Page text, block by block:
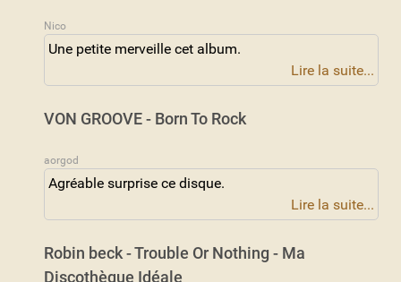
Nico
Une petite merveille cet album.
Lire la suite...
VON GROOVE - Born To Rock
aorgod
Agréable surprise ce disque.
Lire la suite...
Robin beck - Trouble Or Nothing - Ma
Discothèque Idéale